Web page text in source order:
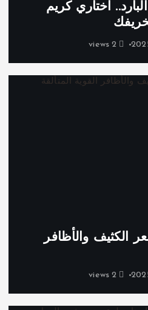
اختاري كريم
2 views
الكثيف والأظافر
2 views